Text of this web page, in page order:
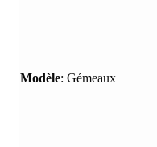
Modèle: Gémeaux